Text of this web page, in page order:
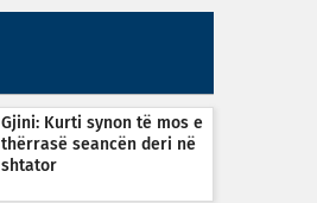
Gjini: Kurti synon të mos e
thërrasë seancën deri në
shtator